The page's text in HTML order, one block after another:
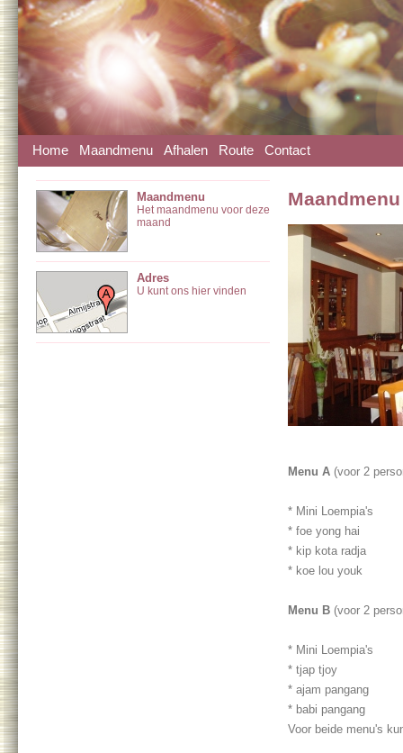
Home Maandmenu Afhalen Route Contact
Maandmenu
Het maandmenu voor deze
maand
Adres
U kunt ons hier vinden
Maandmenu
Menu A (voor 2
* Mini Loempia's
* foe yong hai
* kip kota radja
* koe lou youk
Menu B (voor 2
* Mini Loempia's
* tjap tjoy
* ajam pangang
* babi pangang
Voor beide menu's